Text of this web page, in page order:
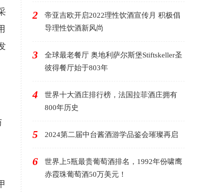
2
帝亚吉欧开启2022理性饮酒宣传月 积极倡
导理性饮酒新风尚
3
全球最老餐厅 奥地利萨尔斯堡Stiftskeller圣
彼得餐厅始于803年
4
世界十大酒庄排行榜，法国拉菲酒庄拥有
800年历史
5 2024第二届中台酱酒游学品鉴会璀璨再启
6
世界上5瓶最贵葡萄酒排名，1992年份啸鹰
赤霞珠葡萄酒50万美元！